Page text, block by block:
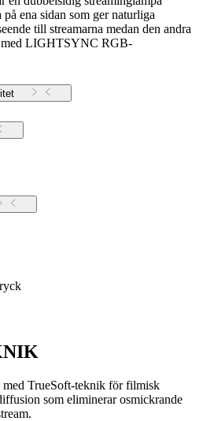
ena sidan som ger naturliga
till streamarna medan den andra
med LIGHTSYNC RGB-
TrueSoft-teknik för filmisk
som eliminerar osmickrande